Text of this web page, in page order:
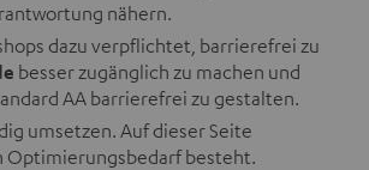
nähern.
dazu verpflichtet, barrierefrei zu
besser zugänglich zu machen und
AA barrierefrei zu gestalten.
umsetzen. Auf dieser Seite
Optimierungsbedarf besteht.